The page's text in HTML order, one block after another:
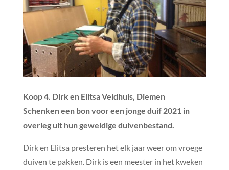
Koop 4. Dirk en Elitsa Veldhuis, Diemen
Schenken een bon voor een jonge duif 2021 in
overleg uit hun geweldige duivenbestand.
Dirk en Elitsa presteren het elk jaar weer om vroege
duiven te pakken. Dirk is een meester in het kweken